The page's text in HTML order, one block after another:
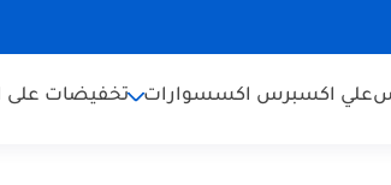
علي اكسبرس اكسسوارات تخفيضات على